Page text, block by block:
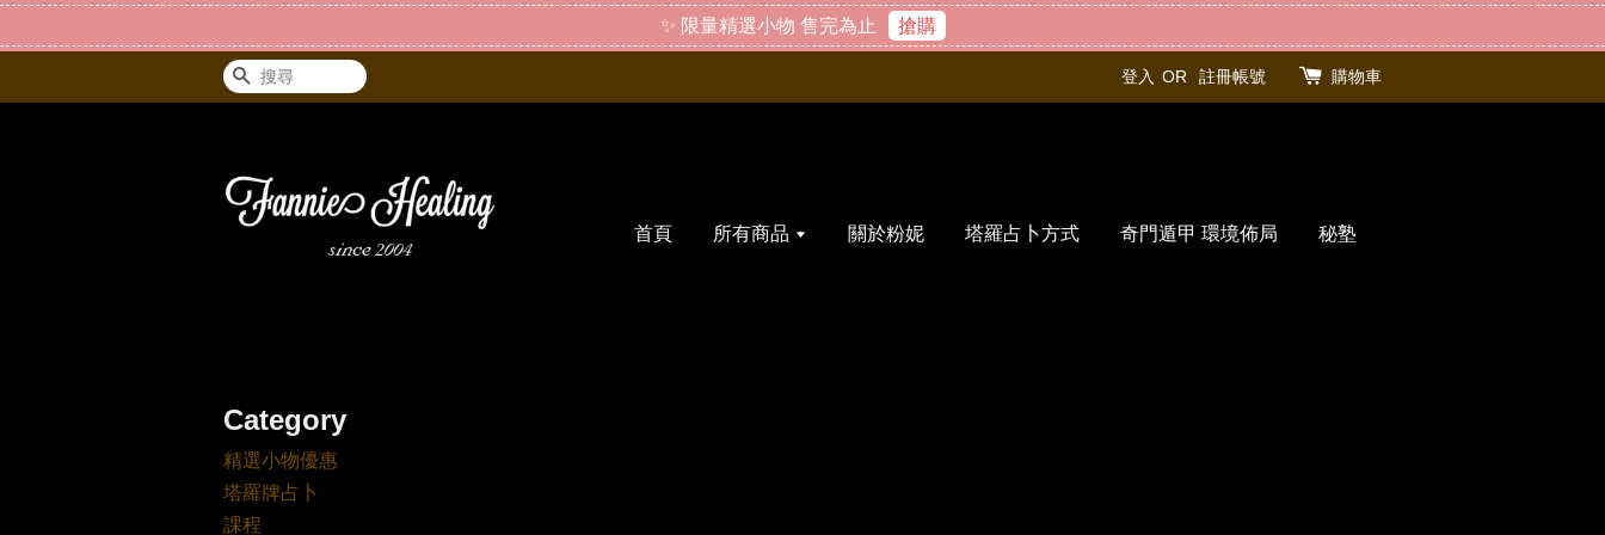
✨ 限量精選小物 售完為止 搶購
搜尋 登入 OR 註冊帳號 購物車
首頁 所有商品 關於粉妮 塔羅占卜方式 奇門遁甲 環境佈局 秘塾
Category
精選小物優惠
塔羅牌占卜
課程